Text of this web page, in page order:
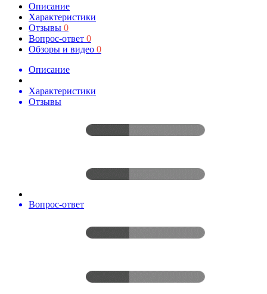
Описание
Характеристики
Отзывы 0
Вопрос-ответ 0
Обзоры и видео 0
Описание
Характеристики
Отзывы
Вопрос-ответ